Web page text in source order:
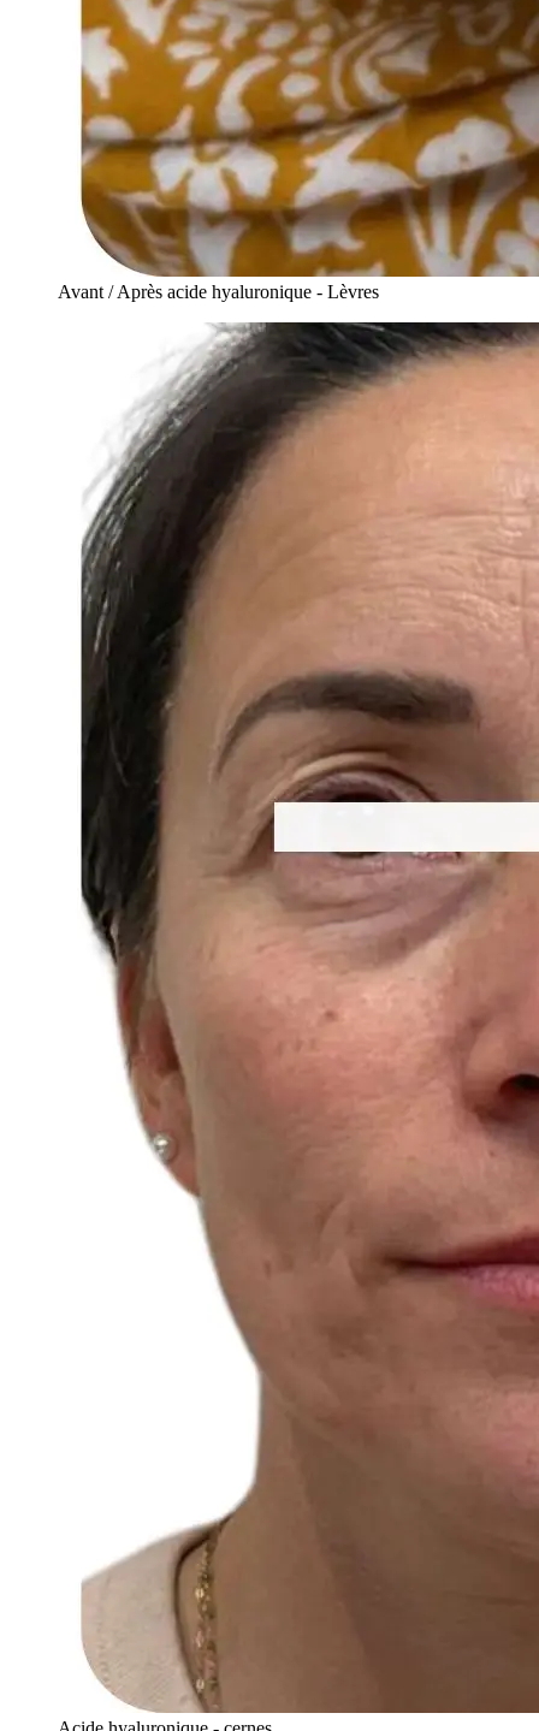
Avant / Après acide hyaluronique - Lèvres